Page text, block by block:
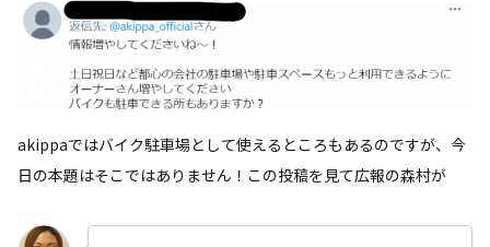
akippaではバイク駐車場として使えるところもあるのですが、今
日の本題はそこではありません！この投稿を見て広報の森村が